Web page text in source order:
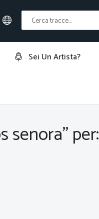
Sei Un Artista?
senora" per: